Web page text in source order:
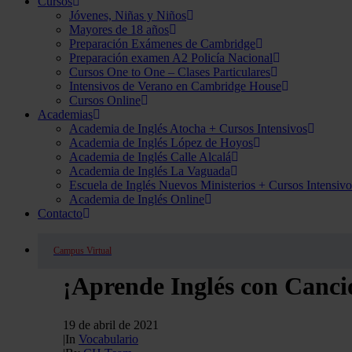
Jóvenes, Niñas y Niños
Mayores de 18 años
Preparación Exámenes de Cambridge
Preparación examen A2 Policía Nacional
Cursos One to One – Clases Particulares
Intensivos de Verano en Cambridge House
Cursos Online
Academias
Academia de Inglés Atocha + Cursos Intensivos
Academia de Inglés López de Hoyos
Academia de Inglés Calle Alcalá
Academia de Inglés La Vaguada
Escuela de Inglés Nuevos Ministerios + Cursos
Academia de Inglés Online
Contacto
Campus Virtual
¡Aprende Inglés con
19 de abril de 2021
|In Vocabulario